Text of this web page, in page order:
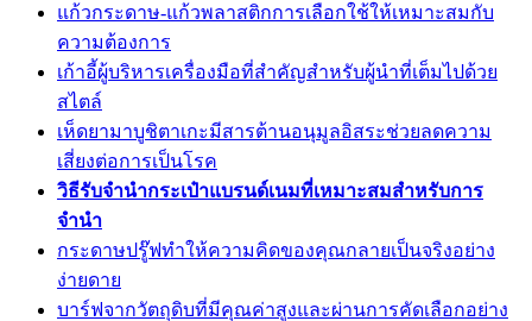
แก้วกระดาษ-แก้วพลาสติกการเลือกใช้ให้เหมาะสมกับ
ความต้องการ
เก้าอี้ผู้บริหารเครื่องมือที่สำคัญสำหรับผู้นำที่เต็มไปด้วย
สไตล์
เห็ดยามาบูชิตาเกะมีสารต้านอนุมูลอิสระช่วยลดความ
เสี่ยงต่อการเป็นโรค
วิธีรับจำนำกระเป๋าแบรนด์เนมที่เหมาะสมสำหรับการ
จำนำ
กระดาษปรู๊ฟทำให้ความคิดของคุณกลายเป็นจริงอย่าง
ง่ายดาย
บาร์ฟจากวัตถุดิบที่มีคุณค่าสูงและผ่านการคัดเลือกอย่าง